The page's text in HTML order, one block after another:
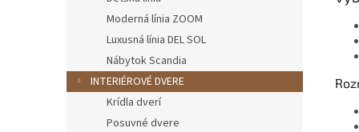
Moderná línia ZOOM
Luxusná línia DEL SOL
Nábytok Scandia
INTERIÉROVÉ DVERE
Krídla dverí
Posuvné dvere